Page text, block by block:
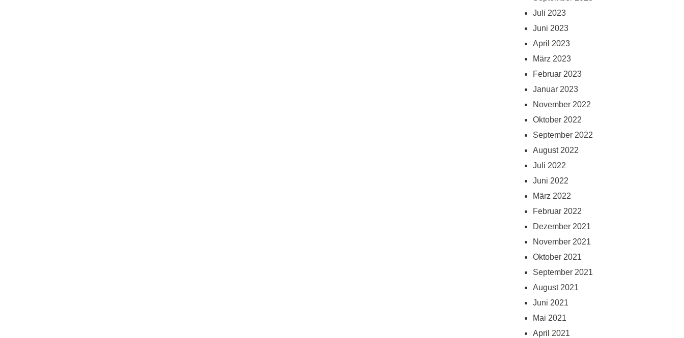
Juli 2023
Juni 2023
April 2023
März 2023
Februar 2023
Januar 2023
November 2022
Oktober 2022
September 2022
August 2022
Juli 2022
Juni 2022
März 2022
Februar 2022
Dezember 2021
November 2021
Oktober 2021
September 2021
August 2021
Juni 2021
Mai 2021
April 2021